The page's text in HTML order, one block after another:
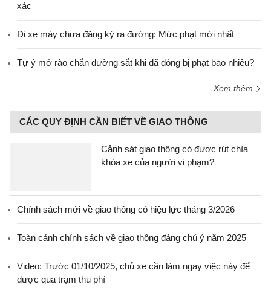
xác
Đi xe máy chưa đăng ký ra đường: Mức phạt mới nhất
Tự ý mở rào chắn đường sắt khi đã đóng bị phạt bao nhiêu?
Xem thêm
CÁC QUY ĐỊNH CẦN BIẾT VỀ GIAO THÔNG
Cảnh sát giao thông có được rút chìa
khóa xe của người vi phạm?
Chính sách mới về giao thông có hiệu lực tháng 3/2026
Toàn cảnh chính sách về giao thông đáng chú ý năm 2025
Video: Trước 01/10/2025, chủ xe cần làm ngay việc này để
được qua trạm thu phí